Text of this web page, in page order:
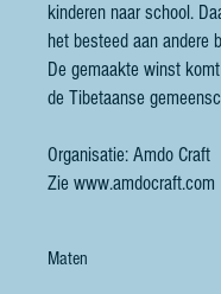
kinderen naar school.
het besteed aan andere
De gemaakte winst
de Tibetaanse
Organisatie: Amdo Craft
Zie www.amdocraft.com
Maten